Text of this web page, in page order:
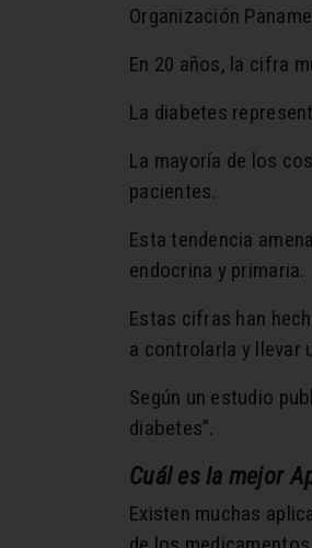
Organización
En 20 años, la cifra
La diabetes
La mayoría de los
pacientes.
Esta tendencia
endocrina y primaria.
Estas cifras han
a controlarla y llevar
Según un estudio
diabetes”.
Cuál es la mejor
Existen muchas